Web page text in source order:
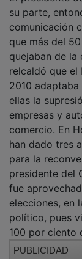
su parte,
comunicación
que más del
quejaban de la
relcaldó que el
2010
ellas la
empresas y
comercio. En
han dado tres
para la
presidente del
fue
elecciones, en
político, pues
100 por ciento
PUBLICIDAD